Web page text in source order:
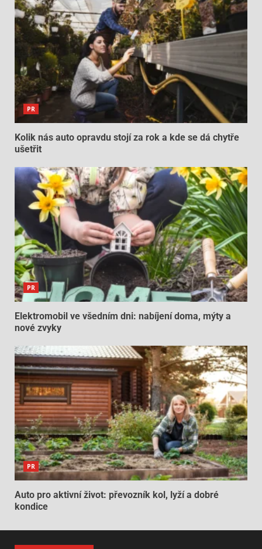
PR
Kolik nás auto opravdu stojí za rok a kde se dá chytře
ušetřit
PR
Elektromobil ve všedním dni: nabíjení doma, mýty a
nové zvyky
PR
Auto pro aktivní život: převozník kol, lyží a dobré
kondice